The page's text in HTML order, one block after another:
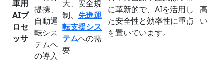
車用
AIプ
ロセ
ッサ
提携、
自動運
転シス
テムへ
の導入
大、安全規
制、 先進運
転支援シス
テムへの需
要
に革新的で、AIを活用し
た安全性と効率性に重点
を置いています。
高
い